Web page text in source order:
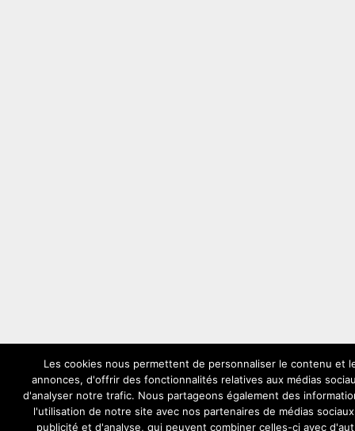
Les cookies nous permettent de personnaliser le contenu et
annonces, d'offrir des fonctionnalités relatives aux médias
d'analyser notre trafic. Nous partageons également des
l'utilisation de notre site avec nos partenaires de médias
publicité et d'analyse, qui peuvent combiner celles-ci avec